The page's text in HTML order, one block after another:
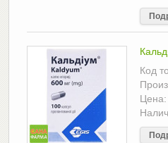
Код
Цена: